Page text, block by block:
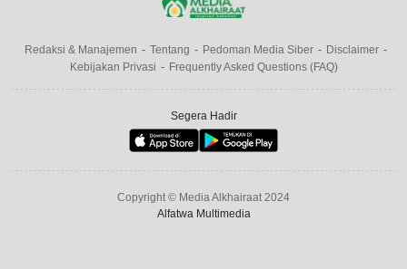
Redaksi & Manajemen Tentang Pedoman Media Siber
Disclaimer
Kebijakan Privasi
Frequently Asked Questions (FAQ)
Segera Hadir
Copyright © Media Alkhairaat 2024
Alfatwa Multimedia